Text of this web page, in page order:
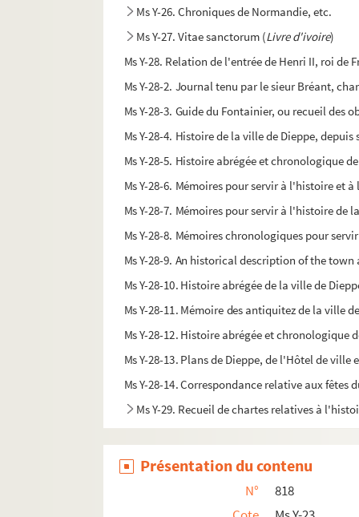
Ms Y-26. Chroniques de Normandie, etc.
Ms Y-27. Vitae sanctorum (Livre d'ivoire)
Ms Y-28. Relation de l'entrée de Henri II, roi de
Ms Y-28-2. Journal tenu par le sieur Bréant,
Ms Y-28-3. Guide du Fontainier, ou recueil
Ms Y-28-4. Histoire de la ville de Dieppe,
Ms Y-28-5. Histoire abrégée et chronologique
Ms Y-28-6. Mémoires pour servir à l'histoire et
Ms Y-28-7. Mémoires pour servir à l'histoire
Ms Y-28-8. Mémoires chronologiques pour
Ms Y-28-9. An historical description of the
Ms Y-28-10. Histoire abrégée de la ville de
Ms Y-28-11. Mémoire des antiquitez de la ville
Ms Y-28-12. Histoire abrégée et
Ms Y-28-13. Plans de Dieppe, de l'Hôtel de
Ms Y-28-14. Correspondance relative aux
Ms Y-29. Recueil de chartes relatives à
Ms Y-31. Observations tant générales que
Ms Y-32. Extrait de divers registres (tant
Ms Y-33. Chartrier de la Chambre des comptes
Présentation du contenu
N°
818